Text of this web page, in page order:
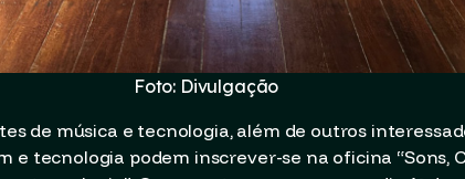
Foto: Divulgação
de música e tecnologia, além de outros
e tecnologia podem inscrever-se na oficina “Sons,